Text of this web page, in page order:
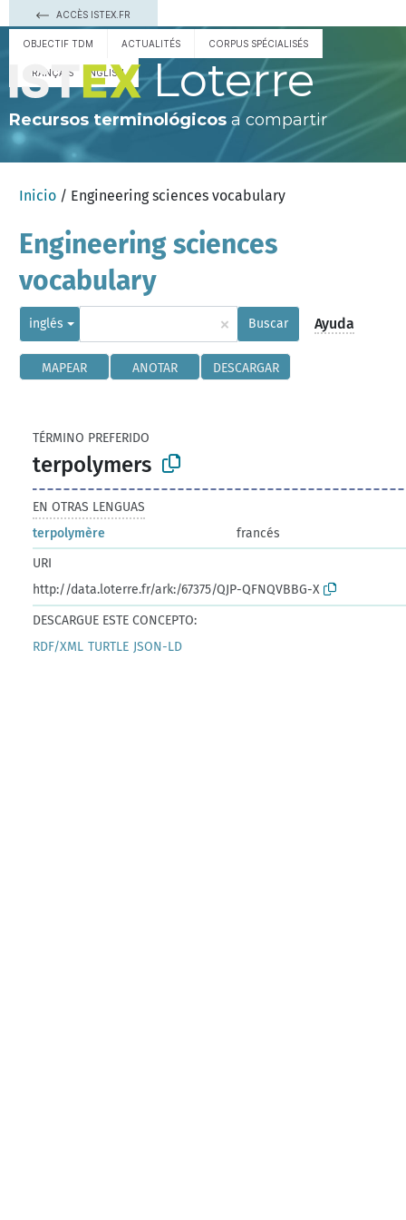
ACCÈS ISTEX.FR
OBJECTIF TDM ACTUALITÉS CORPUS SPÉCIALISÉS
FRANÇAIS ENGLISH Loterre
Recursos terminológicos a compartir
Inicio / Engineering sciences vocabulary
Engineering sciences
vocabulary
inglés × Buscar Ayuda
MAPEAR ANOTAR DESCARGAR
TÉRMINO PREFERIDO
terpolymers
EN OTRAS LENGUAS
terpolymère
francés
URI
http://data.loterre.fr/ark:/67375/QJP-QFNQVBBG-X
DESCARGUE ESTE CONCEPTO:
RDF/XML TURTLE JSON-LD